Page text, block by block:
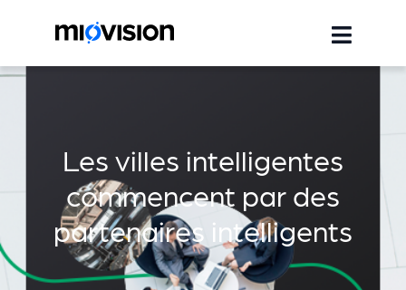
Les villes intelligentes
commencent par des
partenaires intelligents